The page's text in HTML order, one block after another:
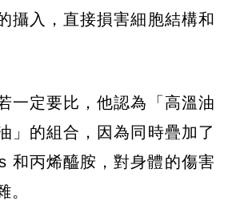
攝入，直接損害細胞結構和
一定要比，他認為「高溫油
」的組合，因為同時疊加了
和丙烯醯胺，對身體的傷害
。